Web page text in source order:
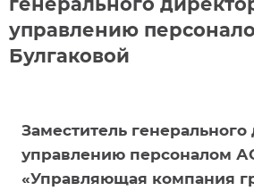
управлению
Булгаковой
Заместитель
управлению персоналом
«Управляющая компания